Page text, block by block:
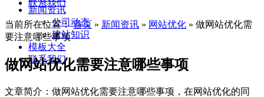
新闻资讯
公司动态
建站知识
模板大全
联系我们
联系我们
当前所在位置：首页 » 新闻资讯 » 网站优化 » 做网站优化需
要注意哪些事项
做网站优化需要注意哪些事项
文章简介： 做网站优化需要注意哪些事项，在网站优化的同